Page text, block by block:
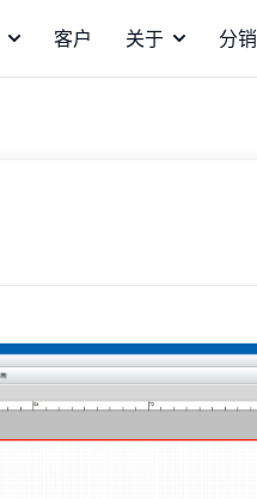
客户 关于 分销